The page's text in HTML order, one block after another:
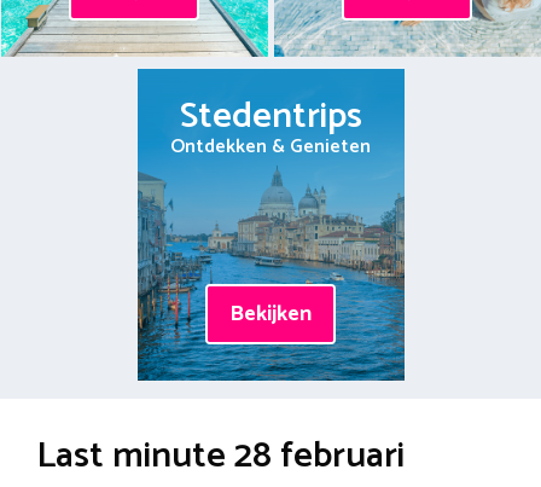
Stedentrips
Ontdekken & Genieten
Bekijken
Last minute 28 februari